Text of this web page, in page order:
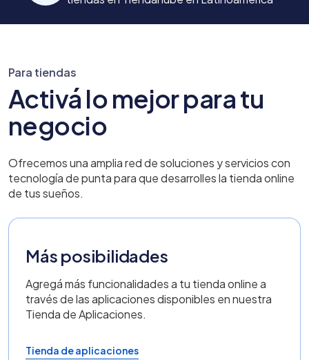
Para tiendas
Activá lo mejor para tu
negocio
Ofrecemos una amplia red de soluciones y servicios con
tecnología de punta para que desarrolles la tienda online
de tus sueños.
Más posibilidades
Agregá más funcionalidades a tu tienda online a
través de las aplicaciones disponibles en nuestra
Tienda de Aplicaciones.
Tienda de aplicaciones